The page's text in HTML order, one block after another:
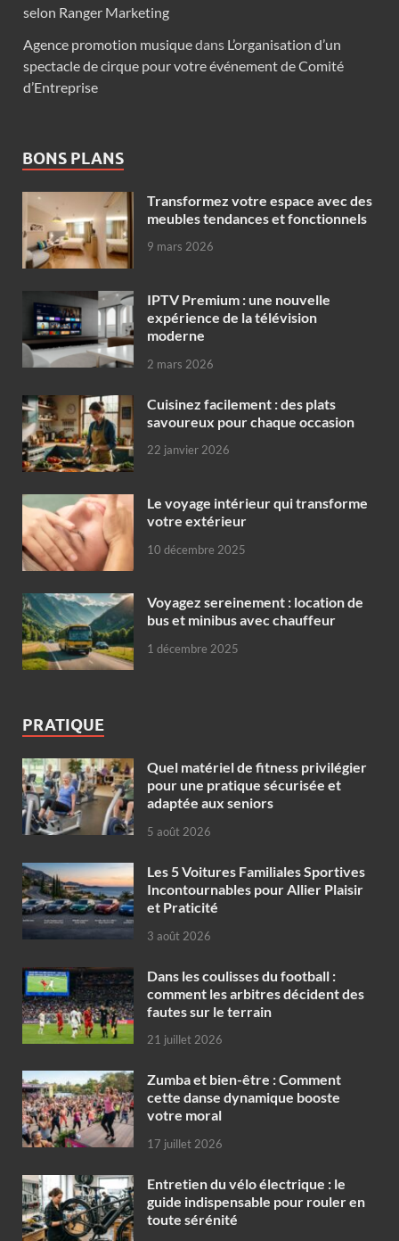
selon Ranger Marketing
Agence promotion musiquedans L’organisation d’un
spectacle de cirque pour votre événement de Comité
d’Entreprise
BONS PLANS
Transformez votre espace avec des
meubles tendances et fonctionnels
9 mars 2026
IPTV Premium : une nouvelle
expérience de la télévision
moderne
2 mars 2026
Cuisinez facilement : des plats
savoureux pour chaque occasion
22 janvier 2026
Le voyage intérieur qui transforme
votre extérieur
10 décembre 2025
Voyagez sereinement : location de
bus et minibus avec chauffeur
1 décembre 2025
PRATIQUE
Quel matériel de fitness privilégier
pour une pratique sécurisée et
adaptée aux seniors
5 août 2026
Les 5 Voitures Familiales Sportives
Incontournables pour Allier Plaisir
et Praticité
3 août 2026
Dans les coulisses du football :
comment les arbitres décident des
fautes sur le terrain
21 juillet 2026
Zumba et bien-être : Comment
cette danse dynamique booste
votre moral
17 juillet 2026
Entretien du vélo électrique : le
guide indispensable pour rouler en
toute sérénité